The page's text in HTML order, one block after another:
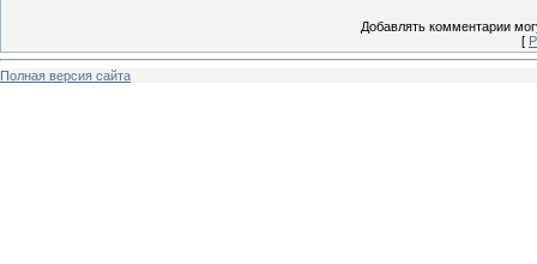
Добавлять комментарии
[
Полная версия сайта